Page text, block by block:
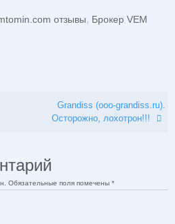
отзывы, Брокер VEM
Grandiss (ooo-grandiss.ru).
Осторожно, лохотрон!!!
Обязательные поля помечены *